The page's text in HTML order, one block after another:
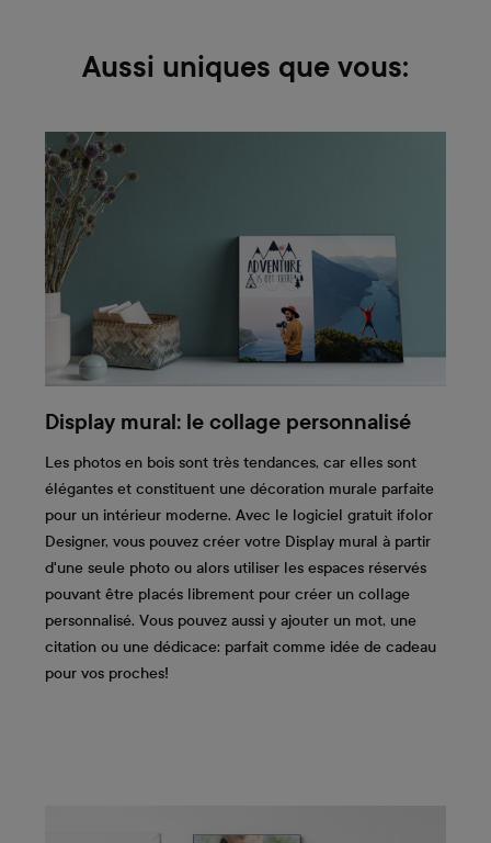
Aussi uniques que vous:
Display mural: le collage personnalisé
Les photos en bois sont très tendances, car elles sont
élégantes et constituent une décoration murale parfaite
pour un intérieur moderne. Avec le logiciel gratuit ifolor
Designer, vous pouvez créer votre Display mural à partir
d'une seule photo ou alors utiliser les espaces réservés
pouvant être placés librement pour créer un collage
personnalisé. Vous pouvez aussi y ajouter un mot, une
citation ou une dédicace: parfait comme idée de cadeau
pour vos proches!